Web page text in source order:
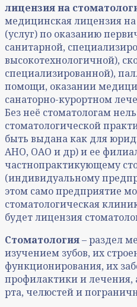
лицензия на
медицинская лицензия
(услуг) по оказанию
санитарной,
высокотехнологичной),
специализированной),
помощи, оказании
санаторно-курортном
Без неё стоматологам
стоматологической
быть выдана как для
АНО, ОАО и др) и ее
частнопрактикующему
(индивидуальному
этом само предприятие
стоматологическая
будет лицензия
Стоматология– раздел
изучением зубов, их
функционирования, их
профилактики и лечения,
рта, челюстей и